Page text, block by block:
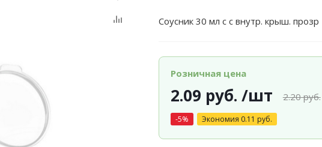
Соусник 30 мл с с внутр. крыш.
Розничная цена
2.09 руб. /шт 2.20руб.
-5% Экономия 0.11 руб.